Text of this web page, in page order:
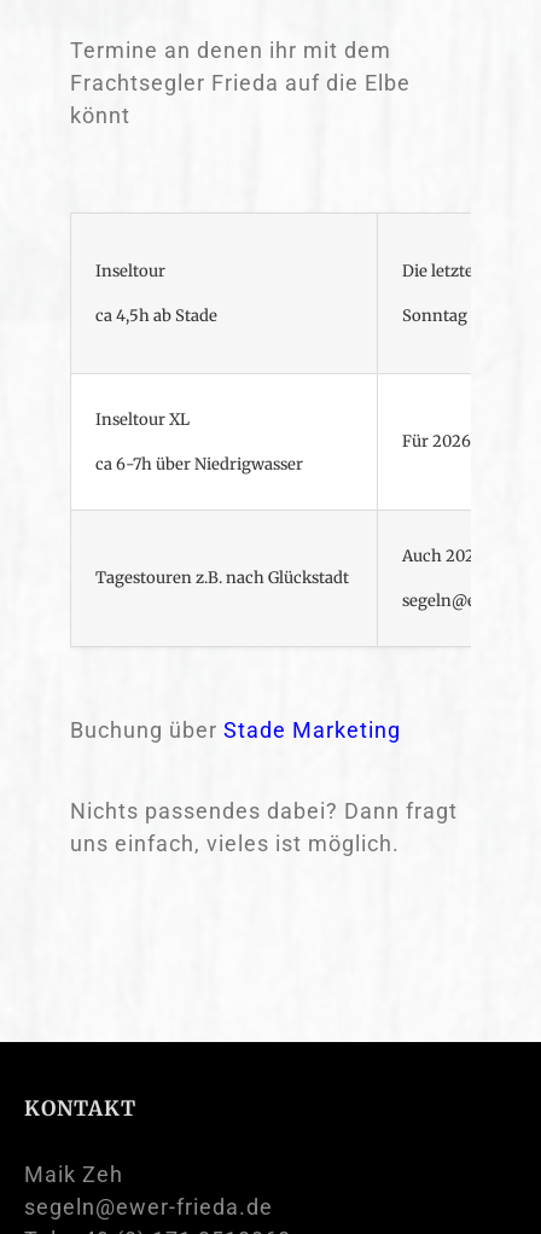
Termine an denen ihr mit dem
Frachtsegler Frieda auf die Elbe
könnt
Inseltour
ca 4,5h ab Stade
Die letzte dieses
Sonntag 09.08
Inseltour XL
ca 6-7h über Niedrigwasser
Für 2026 bisher
Tagestouren z.B. nach Glückstadt
Auch 2026 nur
segeln@ewer-
Buchung überStade Marketing
Nichts passendes dabei? Dann fragt
uns einfach, vieles ist möglich.
KONTAKT
Maik Zeh
segeln@ewer-frieda.de